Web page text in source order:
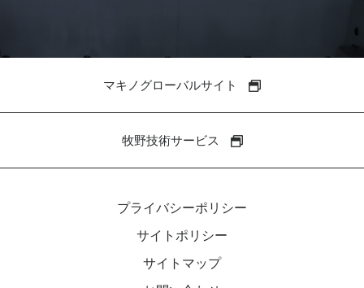
マキノグローバルサイト
牧野技術サービス
プライバシーポリシー
サイトポリシー
サイトマップ